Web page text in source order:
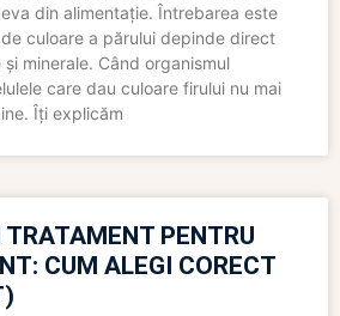
din alimentație. Întrebarea este
culoare a părului depinde direct
minerale. Când organismul
care dau culoare firului nu mai
Îți explicăm
TRATAMENT PENTRU
CUM ALEGI CORECT